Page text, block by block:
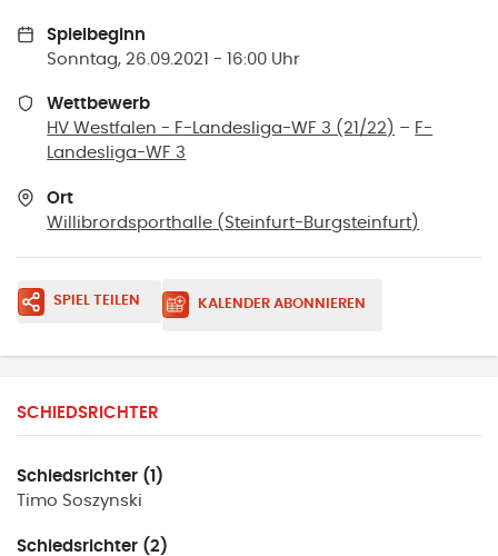
Spielbeginn
Sonntag, 26.09.2021 - 16:00 Uhr
Wettbewerb
HV Westfalen - F-Landesliga-WF 3 (21/22) – F-
Landesliga-WF 3
Ort
Willibrordsporthalle ( Steinfurt-Burgsteinfurt)
SPIEL TEILEN KALENDER ABONNIEREN
SCHIEDSRICHTER
Schiedsrichter (1)
Timo Soszynski
Schiedsrichter (2)